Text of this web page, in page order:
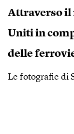
Attraverso il
Uniti in
delle
Le fotografie di